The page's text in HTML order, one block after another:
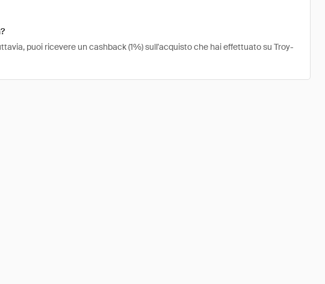
puoi ricevere un cashback (1%) sull'acquisto che hai effettuato su Troy-